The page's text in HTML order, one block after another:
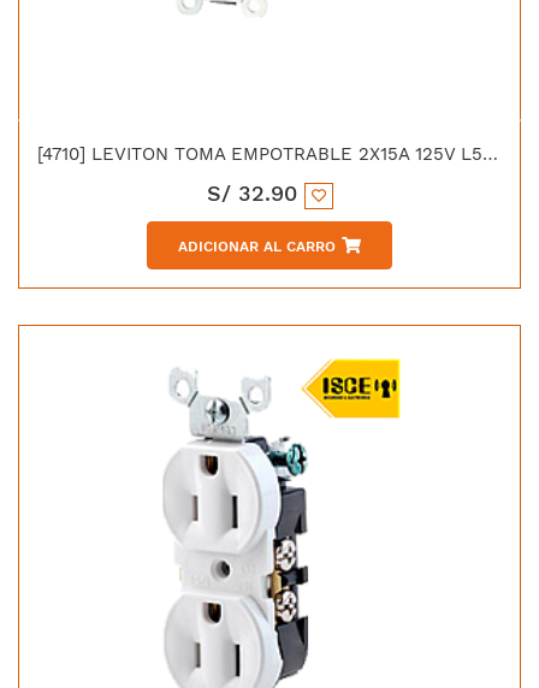
[4710] LEVITON TOMA EMPOTRABLE 2X15A 125V L5 C/SEGURO
S/ 32.90
ADICIONAR AL CARRO